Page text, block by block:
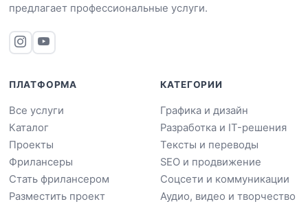
предлагает профессиональные услуги.
ПЛАТФОРМА
Все услуги
Каталог
Проекты
Фрилансеры
Стать фрилансером
Разместить проект
КАТЕГОРИИ
Графика и дизайн
Разработка и IT-решения
Тексты и переводы
SEO и продвижение
Соцсети и коммуникации
Аудио, видео и творчество